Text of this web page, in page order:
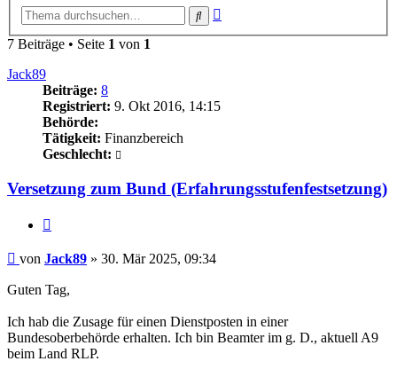
Suche
7 Beiträge • Seite 1 von 1
Jack89
Beiträge: 8
Registriert: 9. Okt 2016, 14:15
Behörde:
Tätigkeit: Finanzbereich
Geschlecht:
Versetzung zum Bund (Erfahrungsstufenfestsetzung)
Beitrag
von Jack89 » 30. Mär 2025, 09:34
Guten Tag,
Ich hab die Zusage für einen Dienstposten in einer
Bundesoberbehörde erhalten. Ich bin Beamter im g. D., aktuell A9
beim Land RLP.